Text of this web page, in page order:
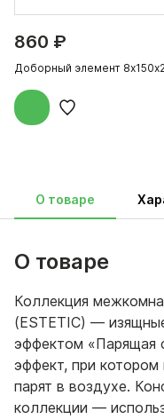
860 ₽
Доборный элемент
О товаре
О товаре
Коллекция
(ESTETIC) —
эффектом «Парящая
эффект, при
парят в воздухе.
коллекции —